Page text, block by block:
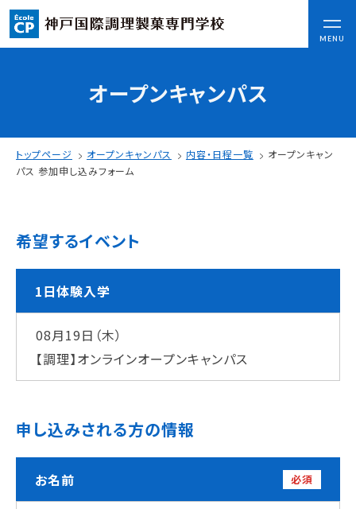
MENU
CLOSE
ここから始まる私の未来
日本全国から集まる学生たち
AO入試
指定校推薦入試
一般入試
学校案内
学校法人 育成学園の歩み
理事長メッセージ
学費・奨学金
本校独自の学費サポート制度
学費サポート
住まいサポート
オープンキャンパス
トップページ オープンキャンパス 内容・日程一覧
オープンキャン
パス 参加申し込みフォーム
希望するイベント
1日体験入学
08月19日（木）
【調理】オンラインオープンキャンパス
申し込みされる方の情報
お名前 必須